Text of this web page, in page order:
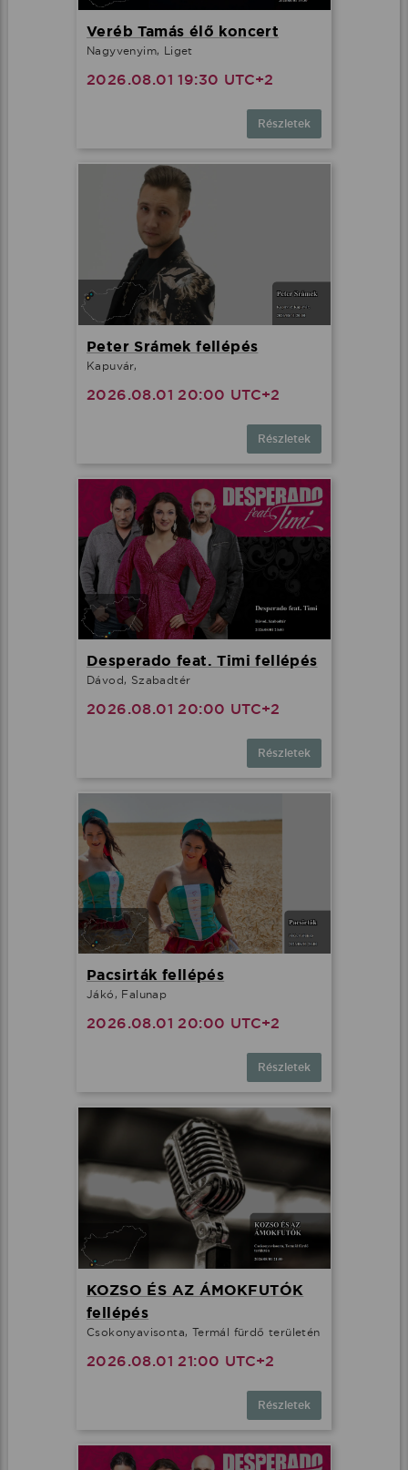
Veréb Tamás élő koncert
Nagyvenyim, Liget
2026.08.01 19:30 UTC+2
Részletek
Peter Srámek fellépés
Kapuvár,
2026.08.01 20:00 UTC+2
Részletek
Desperado feat. Timi fellépés
Dávod, Szabadtér
2026.08.01 20:00 UTC+2
Részletek
Pacsirták fellépés
Jákó, Falunap
2026.08.01 20:00 UTC+2
Részletek
KOZSO ÉS AZ ÁMOKFUTÓK
fellépés
Csokonyavisonta, Termál fürdő területén
2026.08.01 21:00 UTC+2
Részletek